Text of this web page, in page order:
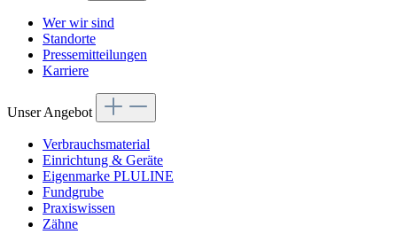
Wer wir sind
Standorte
Pressemitteilungen
Karriere
Unser Angebot
Verbrauchsmaterial
Einrichtung & Geräte
Eigenmarke PLULINE
Fundgrube
Praxiswissen
Zähne